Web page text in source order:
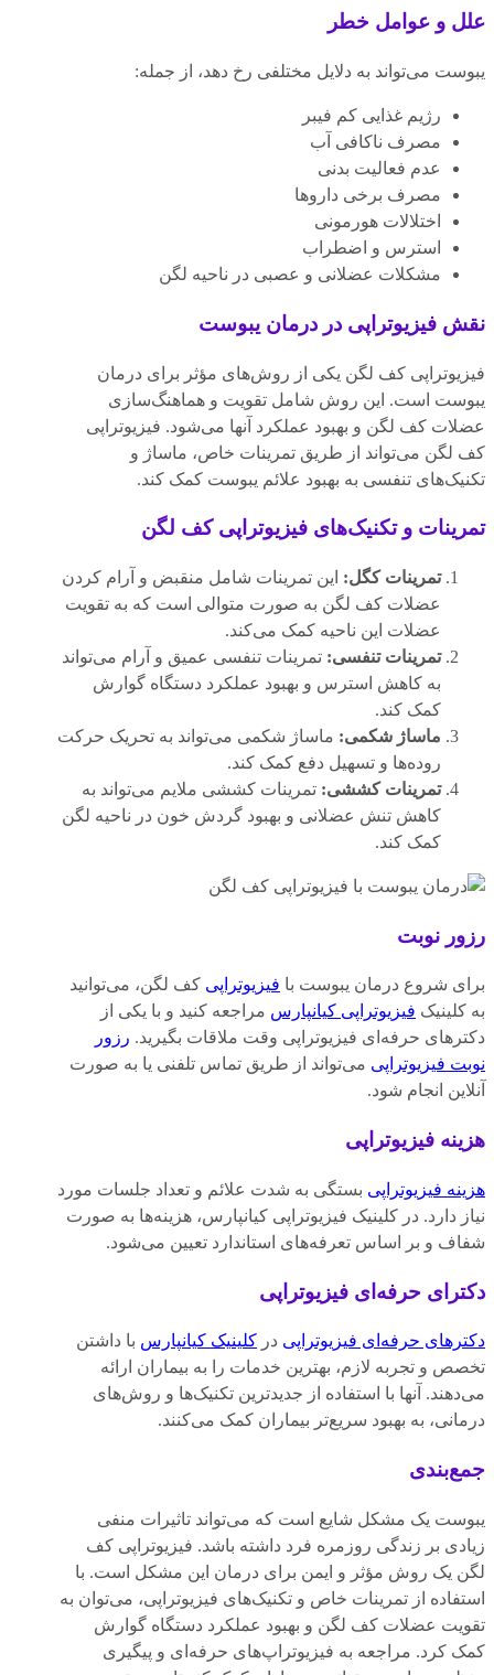
علل و عوامل خطر
یبوست می‌تواند به دلایل مختلفی رخ دهد، از جمله:
رژیم غذایی کم فیبر
مصرف ناکافی آب
عدم فعالیت بدنی
مصرف برخی داروها
اختلالات هورمونی
استرس و اضطراب
مشکلات عضلانی و عصبی در ناحیه لگن
نقش فیزیوتراپی در درمان یبوست
فیزیوتراپی کف لگن یکی از روش‌های مؤثر برای درمان
یبوست است. این روش شامل تقویت و هماهنگ‌سازی
عضلات کف لگن و بهبود عملکرد آنها می‌شود. فیزیوتراپی
کف لگن می‌تواند از طریق تمرینات خاص، ماساژ و
تکنیک‌های تنفسی به بهبود علائم یبوست کمک کند.
تمرینات و تکنیک‌های فیزیوتراپی کف لگن
تمرینات کگل: این تمرینات شامل منقبض و آرام کردن
عضلات کف لگن به صورت متوالی است که به تقویت
عضلات این ناحیه کمک می‌کند.
تمرینات تنفسی: تمرینات تنفسی عمیق و آرام می‌تواند
به کاهش استرس و بهبود عملکرد دستگاه گوارش
کمک کند.
ماساژ شکمی: ماساژ شکمی می‌تواند به تحریک حرکت
روده‌ها و تسهیل دفع کمک کند.
تمرینات کششی: تمرینات کششی ملایم می‌تواند به
کاهش تنش عضلانی و بهبود گردش خون در ناحیه لگن
کمک کند.
رزور نوبت
برای شروع درمان یبوست با فیزیوتراپی کف لگن، می‌توانید
به کلینیک فیزیوتراپی کیانپارس مراجعه کنید و با یکی از
دکترهای حرفه‌ای فیزیوتراپی وقت ملاقات بگیرید. رزور
نوبت فیزیوتراپی می‌تواند از طریق تماس تلفنی یا به صورت
آنلاین انجام شود.
هزینه فیزیوتراپی
هزینه فیزیوتراپی بستگی به شدت علائم و تعداد جلسات مورد
نیاز دارد. در کلینیک فیزیوتراپی کیانپارس، هزینه‌ها به صورت
شفاف و بر اساس تعرفه‌های استاندارد تعیین می‌شود.
دکترای حرفه‌ای فیزیوتراپی
دکترهای حرفه‌ای فیزیوتراپی در کلینیک کیانپارس با داشتن
تخصص و تجربه لازم، بهترین خدمات را به بیماران ارائه
می‌دهند. آنها با استفاده از جدیدترین تکنیک‌ها و روش‌های
درمانی، به بهبود سریع‌تر بیماران کمک می‌کنند.
جمع‌بندی
یبوست یک مشکل شایع است که می‌تواند تاثیرات منفی
زیادی بر زندگی روزمره فرد داشته باشد. فیزیوتراپی کف
لگن یک روش مؤثر و ایمن برای درمان این مشکل است. با
استفاده از تمرینات خاص و تکنیک‌های فیزیوتراپی، می‌توان به
تقویت عضلات کف لگن و بهبود عملکرد دستگاه گوارش
کمک کرد. مراجعه به فیزیوتراپ‌های حرفه‌ای و پیگیری